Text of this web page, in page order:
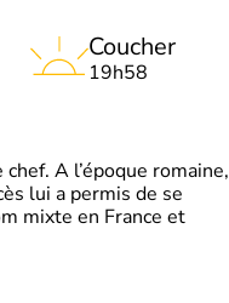
Coucher
19h58
A l’époque romaine,
lui a permis de se
mixte en France et